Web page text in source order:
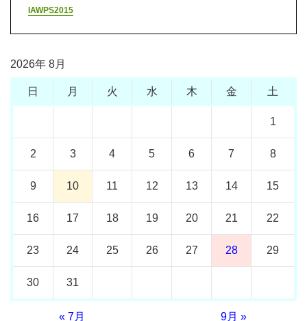
IAWPS2015
2026年 8月
日 月 火 水 木 金 土
1
2 3 4 5 6 7 8
9 10 11 12 13 14 15
16 17 18 19 20 21 22
23 24 25 26 27 28 29
30 31
« 7月 9月 »